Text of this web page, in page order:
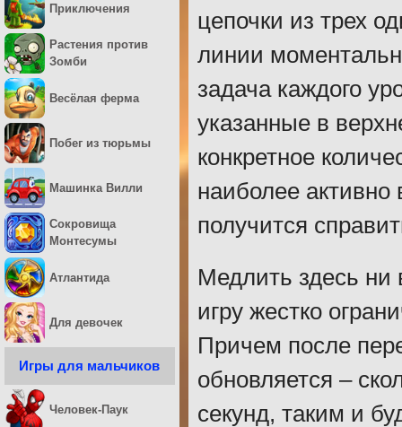
цепочки из трех
линии
задача каждого
указанные в
конкретное
наиболее
получится
Медлить здесь ни
игру жестко
Причем после
обновляется –
секунд, таким и
Приключения
Растения против
Зомби
Весёлая ферма
Побег из тюрьмы
Машинка Вилли
Сокровища
Монтесумы
Атлантида
Для девочек
Игры для мальчиков
Человек-Паук